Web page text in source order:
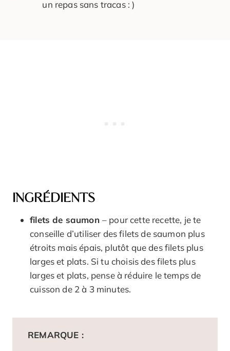
un repas sans tracas : )
INGRÉDIENTS
filets de saumon – pour cette recette, je te
conseille d’utiliser des filets de saumon plus
étroits mais épais, plutôt que des filets plus
larges et plats. Si tu choisis des filets plus
larges et plats, pense à réduire le temps de
cuisson de 2 à 3 minutes.
REMARQUE :